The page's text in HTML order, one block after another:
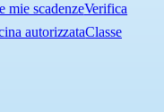
mie scadenzeVerifica
autorizzataClasse